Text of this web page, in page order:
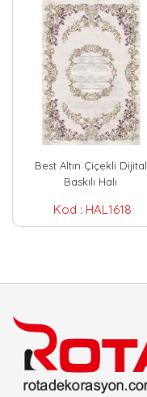
Best Altın Çiçekli Dijital
Baskılı Halı
Kod : HAL1618